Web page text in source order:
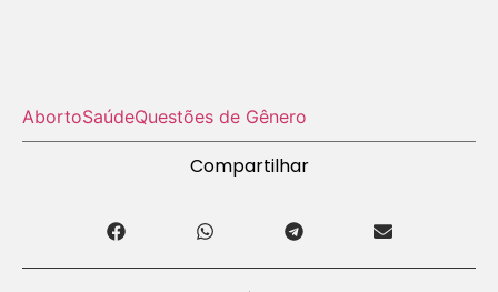
AbortoSaúdeQuestões de Gênero
Compartilhar